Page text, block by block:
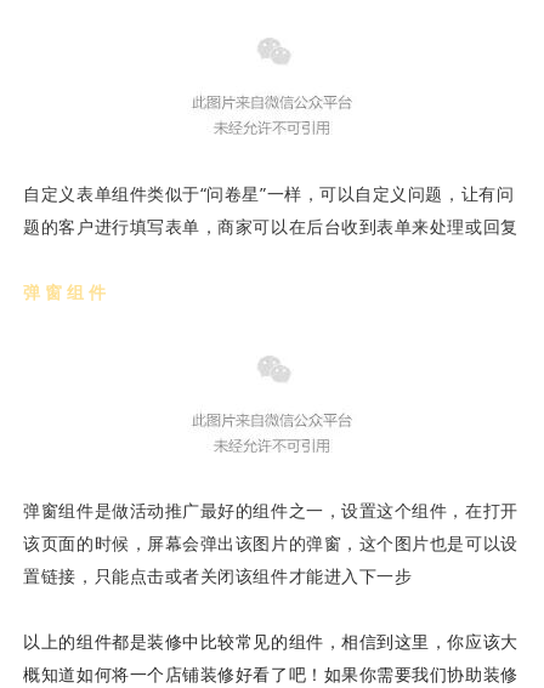
自定义表单组件类似于“问卷星”一样，可以自定义问题，让有问
题的客户进行填写表单，商家可以在后台收到表单来处理或回复
弹窗组件
弹窗组件是做活动推广最好的组件之一，设置这个组件，在打开
该页面的时候，屏幕会弹出该图片的弹窗，这个图片也是可以设
置链接，只能点击或者关闭该组件才能进入下一步
以上的组件都是装修中比较常见的组件，相信到这里，你应该大
概知道如何将一个店铺装修好看了吧！如果你需要我们协助装修